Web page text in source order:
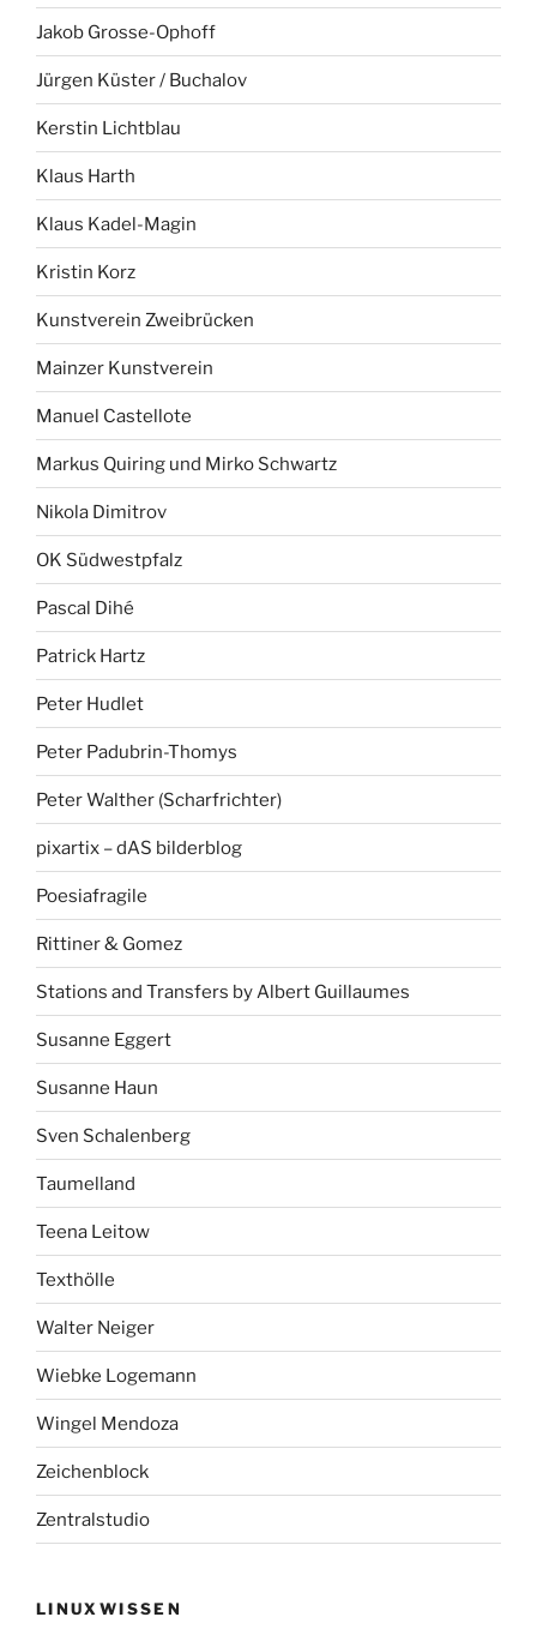
Jakob Grosse-Ophoff
Jürgen Küster / Buchalov
Kerstin Lichtblau
Klaus Harth
Klaus Kadel-Magin
Kristin Korz
Kunstverein Zweibrücken
Mainzer Kunstverein
Manuel Castellote
Markus Quiring und Mirko Schwartz
Nikola Dimitrov
OK Südwestpfalz
Pascal Dihé
Patrick Hartz
Peter Hudlet
Peter Padubrin-Thomys
Peter Walther (Scharfrichter)
pixartix – dAS bilderblog
Poesiafragile
Rittiner & Gomez
Stations and Transfers by Albert Guillaumes
Susanne Eggert
Susanne Haun
Sven Schalenberg
Taumelland
Teena Leitow
Texthölle
Walter Neiger
Wiebke Logemann
Wingel Mendoza
Zeichenblock
Zentralstudio
LINUXWISSEN